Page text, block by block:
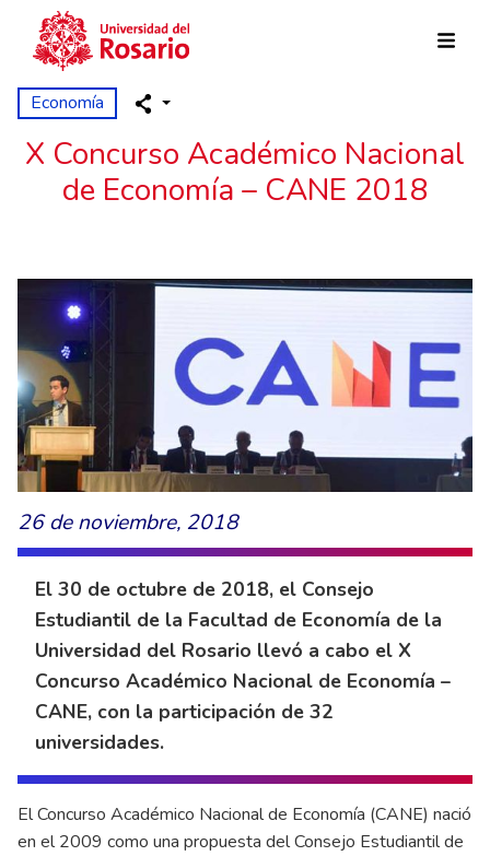
Pasar al contenido principal
Economía
X Concurso Académico Nacional
de Economía – CANE 2018
26 de noviembre, 2018
El 30 de octubre de 2018, el Consejo
Estudiantil de la Facultad de Economía de la
Universidad del Rosario llevó a cabo el X
Concurso Académico Nacional de Economía –
CANE, con la participación de 32
universidades.
El Concurso Académico Nacional de Economía (CANE) nació
en el 2009 como una propuesta del Consejo Estudiantil de